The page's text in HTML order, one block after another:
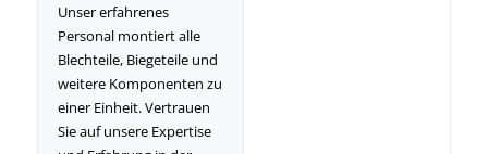
Unser erfahrenes
Personal montiert alle
Blechteile, Biegeteile und
weitere Komponenten zu
einer Einheit. Vertrauen
Sie auf unsere Expertise